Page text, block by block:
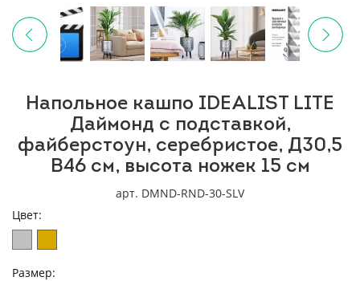
Напольное кашпо IDEALIST LITE
Даймонд с подставкой,
файберстоун, серебристое, Д30,5
В46 cм, высота ножек 15 см
арт. DMND-RND-30-SLV
Цвет:
Размер: